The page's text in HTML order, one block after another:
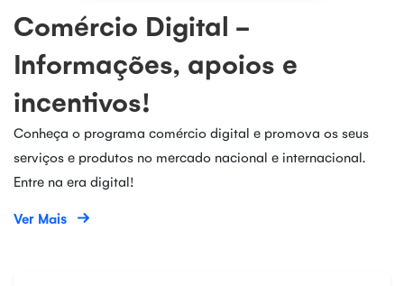
Comércio Digital -
Informações, apoios e
incentivos!
Conheça o programa comércio digital e promova os seus
serviços e produtos no mercado nacional e internacional.
Entre na era digital!
Ver Mais